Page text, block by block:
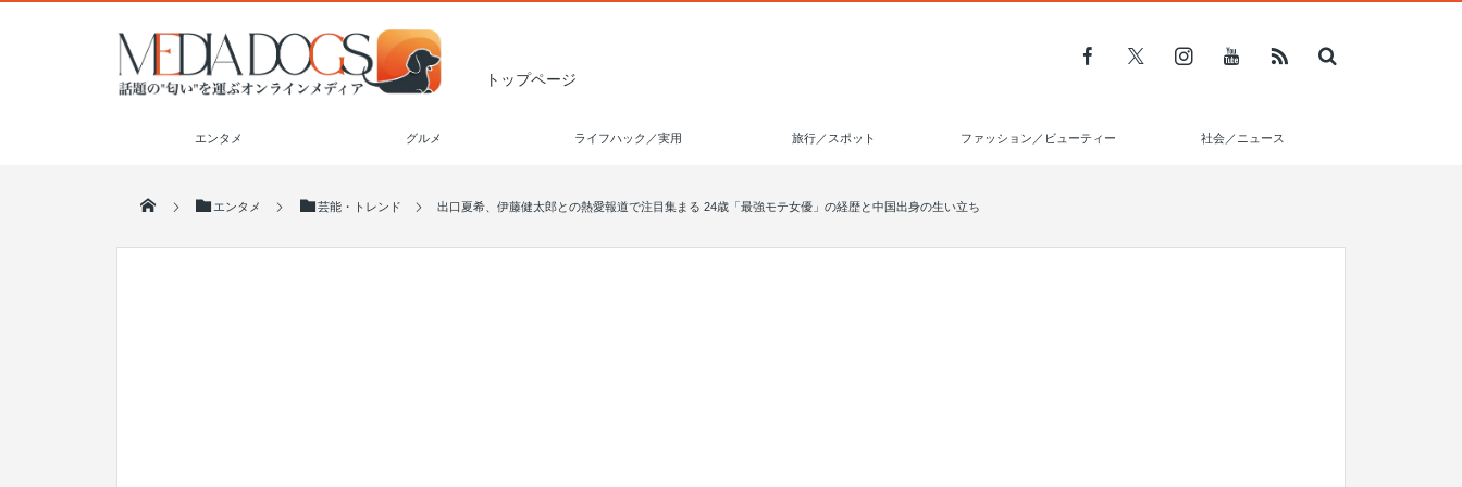
トップページ
エンタメ グルメ ライフハック／実用 旅行／スポット ファッション／ビューティー 社会／ニュース
エンタメ 芸能・トレンド 出口夏希、伊藤健太郎との熱愛報道で注目集まる 24歳「最強モテ女優」の経歴と中国出身の生い立ち